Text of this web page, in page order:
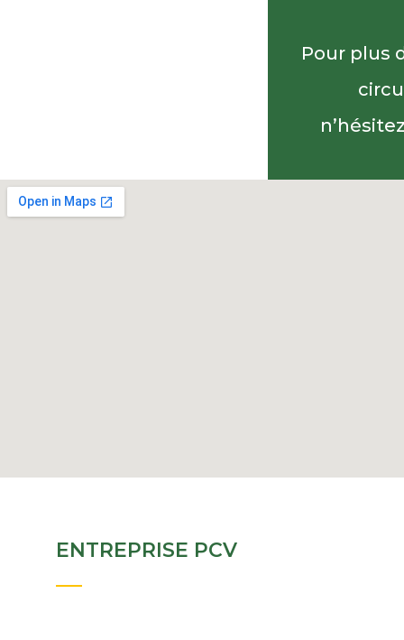
Pour plus
ENTREPRISE PCV